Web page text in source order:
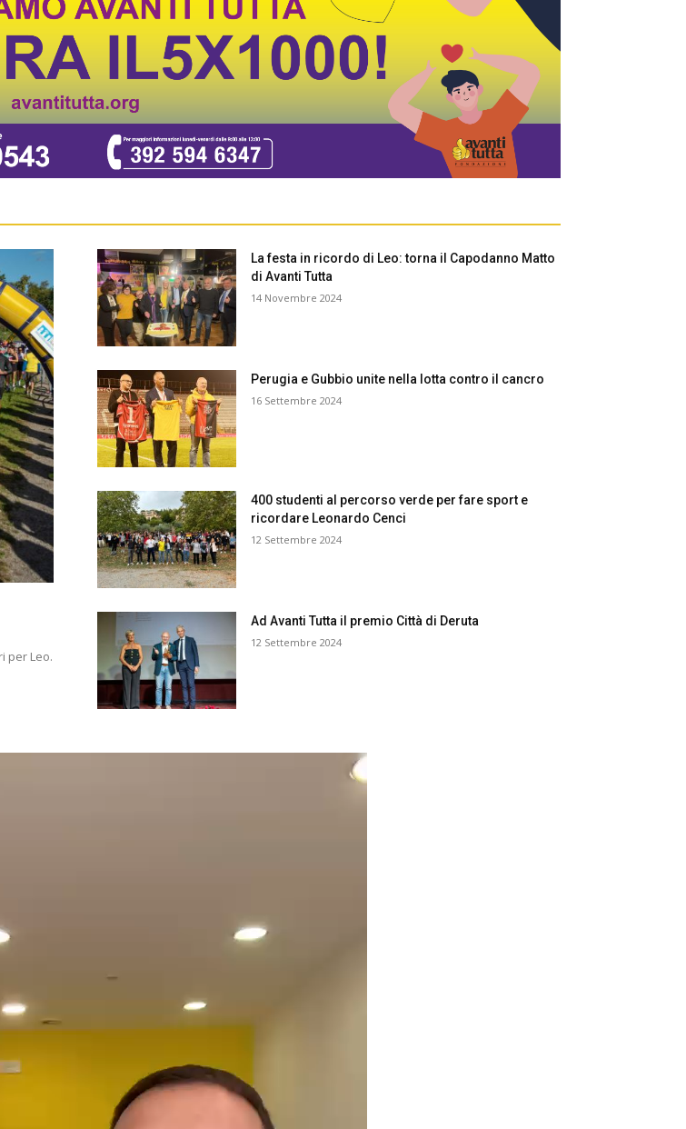
per Leo.
La festa in ricordo di Leo: torna il Capodanno Matto
di Avanti Tutta
14 Novembre 2024
Perugia e Gubbio unite nella lotta contro il cancro
16 Settembre 2024
400 studenti al percorso verde per fare sport e
ricordare Leonardo Cenci
12 Settembre 2024
Ad Avanti Tutta il premio Città di Deruta
12 Settembre 2024